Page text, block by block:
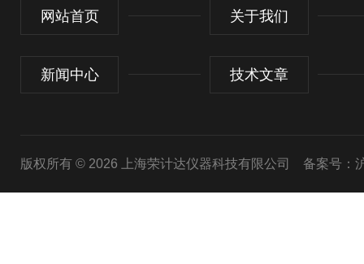
网站首页 关于我们
新闻中心 技术文章
版权所有 © 2026 上海荣计达仪器科技有限公司 备案号：